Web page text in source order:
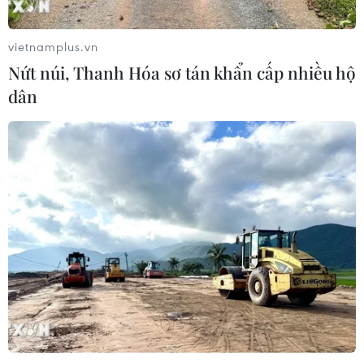
Thành phố Hồ Chí Minh: Họp mặt kỷ
niệm 59 năm Ngày thành lập ASEAN
07/08/2026 09:26
Thái Lan: Ôtô lao vào trung tâm
chăm sóc trẻ làm khoảng nạn nhân
bị thương
07/08/2026 08:13
Thủ tướng Thái Lan chỉ đạo khẩn sau
vụ xả súng tại trường học
07/08/2026 06:37
vietnamplus.vn
Nứt núi, Thanh Hóa sơ tán khẩn cấp nhiều hộ
dân